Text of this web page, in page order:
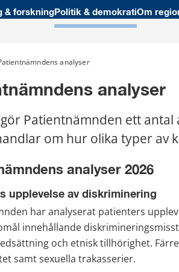
& forskningPolitik & demokratiOm
analyser
analyser
Patientnämnden ett
om hur olika typer av
analyser 2026
upplevelse av diskriminering
har analyserat patienters
innehållande
och etnisk tillhörighet.
samt sexuella trakasserier.